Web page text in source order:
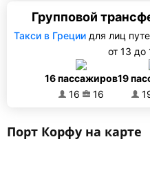
Групповой
Такси в Грециидля лиц
от 13 до
16 пассажиров
16
16
19
Порт Корфу на карте